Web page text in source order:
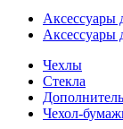
Аксессуары
Аксессуары
Чехлы
Стекла
Чехол-